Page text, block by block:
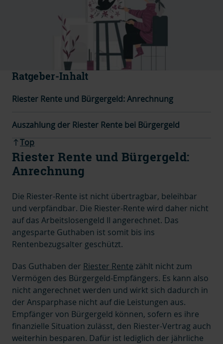
Ratgeber-Inhalt
Riester Rente und Bürgergeld: Anrechnung
Auszahlung der Riester Rente bei Bürgergeld
Top
Riester Rente und Bürgergeld:
Anrechnung
Die Riester-Rente ist nicht übertragbar, beleihbar
und verpfändbar. Die Riester-Rente wird daher nicht
auf das Arbeitslosengeld II angerechnet. Das
angesparte Guthaben ist somit bis ins
Rentenbezugsalter geschützt.
Das Guthaben der Riester Rente zählt nicht zum
Vermögen des Bürgergeld-Empfängers. Es kann also
nicht angerechnet werden und wirkt sich dadurch in
der Ansparphase nicht auf die Leistungen aus.
Empfänger von Bürgergeld können, sofern es ihre
finanzielle Situation zulässt, den Riester-Vertrag auch
weiterhin besparen. Dafür ist lediglich der jährliche